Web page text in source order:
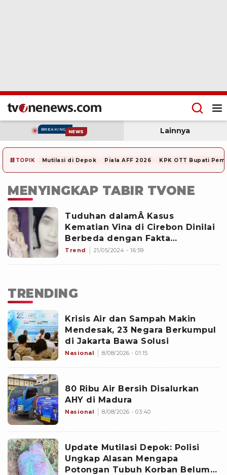
BREAKING NEWS Lainnya
# TOPIK Mutilasi di Depok Piala AFF 2026 KPK OTT Bupati
MENYINGKAP TABIR TVONE
Tuduhan dalamÂ Kasus
Kematian Vina di Cirebon Dinilai
Berbeda dengan Fakta
Persidangan, Dua Pengacara
Trend 21/05/2024 - 16:59
TRENDING
Krisis Air dan Sampah Makin
Mendesak, 23 Negara Berkumpul
di Jakarta Bawa Solusi
Nasional 8/08/2026 - 01:15
80 Ribu Air Bersih Disalurkan
AHY di Madura
Nasional 8/08/2026 - 03:40
Update Mutilasi Depok: Polisi
Ungkap Alasan Mengapa
Potongan Tubuh Korban Belum